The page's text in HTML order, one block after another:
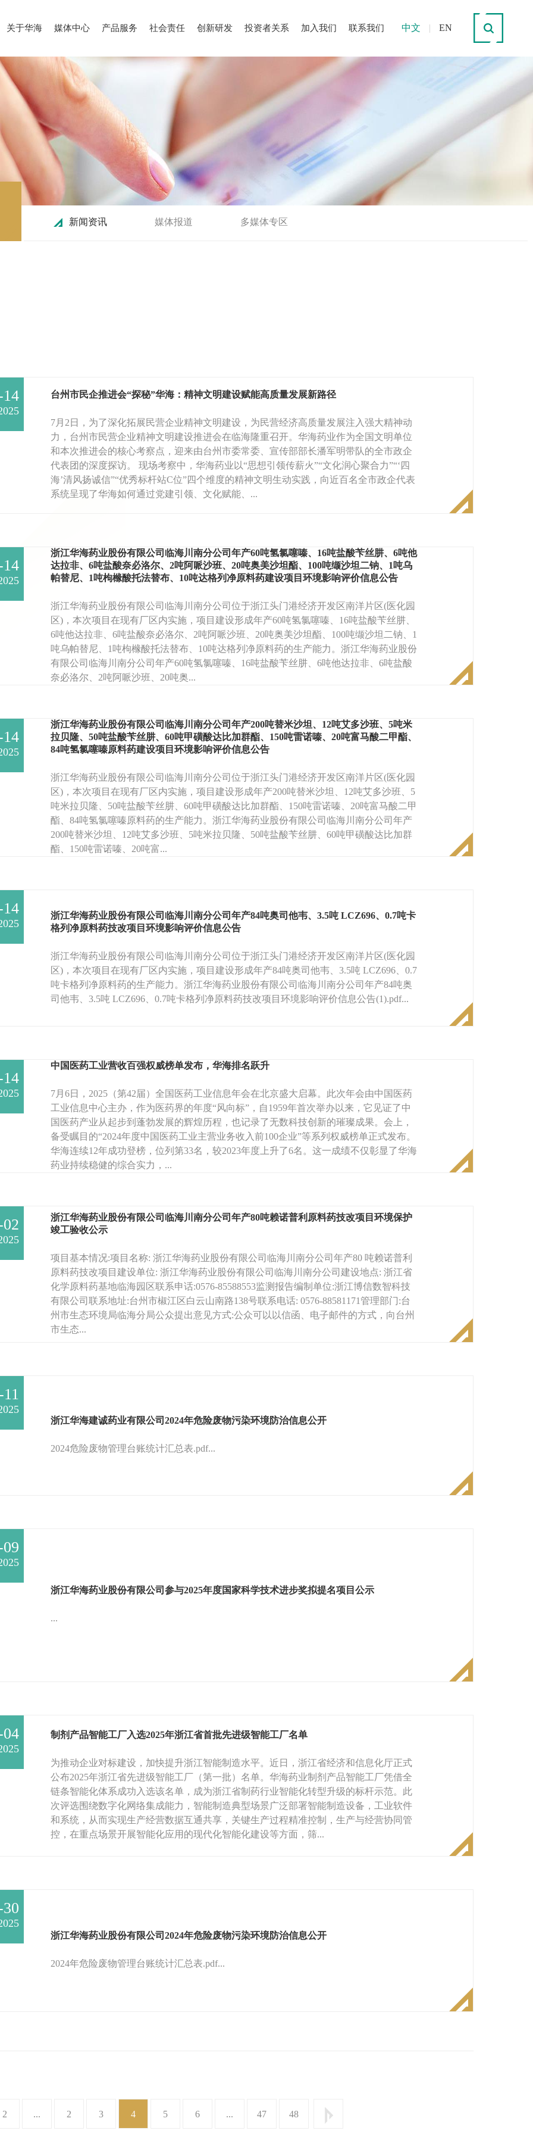
中文 | EN
关于华海 媒体中心 产品服务 社会责任 创新研发 投资者关系 加入我们 联系我们
新闻资讯 媒体报道 多媒体专区
14 台州市民企推进会“探秘”华海：精神文明建设赋能高质量发展新路径
7月2日，为了深化拓展民营企业精神文明建设，为民营经济高质量发展注入强大精神动
力，台州市民营企业精神文明建设推进会在临海隆重召开。华海药业作为全国文明单位
和本次推进会的核心考察点，迎来由台州市委常委、宣传部部长潘军明带队的全市政企
代表团的深度探访。 现场考察中，华海药业以“思想引领传薪火”“文化润心聚合力”“‘四
海’清风扬诚信”“优秀标杆站C位”四个维度的精神文明生动实践，向近百名全市政企代表
系统呈现了华海如何通过党建引领、文化赋能、...
14
浙江华海药业股份有限公司临海川南分公司年产60吨氢氯噻嗪、16吨盐酸苄丝肼、6吨他
达拉非、6吨盐酸奈必洛尔、2吨阿哌沙班、20吨奥美沙坦酯、100吨缬沙坦二钠、1吨乌
帕替尼、1吨枸橼酸托法替布、10吨达格列净原料药建设项目环境影响评价信息公告
浙江华海药业股份有限公司临海川南分公司位于浙江头门港经济开发区南洋片区(医化园
区)，本次项目在现有厂区内实施，项目建设形成年产60吨氢氯噻嗪、16吨盐酸苄丝肼、
6吨他达拉非、6吨盐酸奈必洛尔、2吨阿哌沙班、20吨奥美沙坦酯、100吨缬沙坦二钠、1
吨乌帕替尼、1吨枸橼酸托法替布、10吨达格列净原料药的生产能力。浙江华海药业股份
有限公司临海川南分公司年产60吨氢氯噻嗪、16吨盐酸苄丝肼、6吨他达拉非、6吨盐酸
奈必洛尔、2吨阿哌沙班、20吨奥...
14
浙江华海药业股份有限公司临海川南分公司年产200吨替米沙坦、12吨艾多沙班、5吨米
拉贝隆、50吨盐酸苄丝肼、60吨甲磺酸达比加群酯、150吨雷诺嗪、20吨富马酸二甲酯、
84吨氢氯噻嗪原料药建设项目环境影响评价信息公告
浙江华海药业股份有限公司临海川南分公司位于浙江头门港经济开发区南洋片区(医化园
区)，本次项目在现有厂区内实施，项目建设形成年产200吨替米沙坦、12吨艾多沙班、5
吨米拉贝隆、50吨盐酸苄丝肼、60吨甲磺酸达比加群酯、150吨雷诺嗪、20吨富马酸二甲
酯、84吨氢氯噻嗪原料药的生产能力。浙江华海药业股份有限公司临海川南分公司年产
200吨替米沙坦、12吨艾多沙班、5吨米拉贝隆、50吨盐酸苄丝肼、60吨甲磺酸达比加群
酯、150吨雷诺嗪、20吨富...
14
浙江华海药业股份有限公司临海川南分公司年产84吨奥司他韦、3.5吨 LCZ696、0.7吨卡
格列净原料药技改项目环境影响评价信息公告
浙江华海药业股份有限公司临海川南分公司位于浙江头门港经济开发区南洋片区(医化园
区)，本次项目在现有厂区内实施，项目建设形成年产84吨奥司他韦、3.5吨 LCZ696、0.7
吨卡格列净原料药的生产能力。浙江华海药业股份有限公司临海川南分公司年产84吨奥
司他韦、3.5吨 LCZ696、0.7吨卡格列净原料药技改项目环境影响评价信息公告(1).pdf...
14
中国医药工业营收百强权威榜单发布，华海排名跃升
7月6日，2025（第42届）全国医药工业信息年会在北京盛大启幕。此次年会由中国医药
工业信息中心主办，作为医药界的年度“风向标”，自1959年首次举办以来，它见证了中
国医药产业从起步到蓬勃发展的辉煌历程，也记录了无数科技创新的璀璨成果。会上，
备受瞩目的“2024年度中国医药工业主营业务收入前100企业”等系列权威榜单正式发布。
华海连续12年成功登榜，位列第33名，较2023年度上升了6名。这一成绩不仅彰显了华海
药业持续稳健的综合实力，...
浙江华海药业股份有限公司临海川南分公司年产80吨赖诺普利原料药技改项目环境保护
竣工验收公示
项目基本情况:项目名称: 浙江华海药业股份有限公司临海川南分公司年产80 吨赖诺普利
原料药技改项目建设单位: 浙江华海药业股份有限公司临海川南分公司建设地点: 浙江省
化学原料药基地临海园区联系申话:0576-85588553监测报告编制单位:浙江博信数智科技
有限公司联系地址:台州市椒江区白云山南路138号联系电话: 0576-88581171管理部门:台
州市生态环境局临海分局公众提出意见方式:公众可以以信函、电子邮件的方式，向台州
市生态...
浙江华海建诚药业有限公司2024年危险废物污染环境防治信息公开
2024危险废物管理台账统计汇总表.pdf...
浙江华海药业股份有限公司参与2025年度国家科学技术进步奖拟提名项目公示
...
04 制剂产品智能工厂入选2025年浙江省首批先进级智能工厂名单
为推动企业对标建设，加快提升浙江智能制造水平。近日，浙江省经济和信息化厅正式
公布2025年浙江省先进级智能工厂（第一批）名单。华海药业制剂产品智能工厂凭借全
链条智能化体系成功入选该名单，成为浙江省制药行业智能化转型升级的标杆示范。此
次评选围绕数字化网络集成能力，智能制造典型场景广泛部署智能制造设备，工业软件
和系统，从而实现生产经营数据互通共享，关键生产过程精准控制，生产与经营协同管
控，在重点场景开展智能化应用的现代化智能化建设等方面，筛...
浙江华海药业股份有限公司2024年危险废物污染环境防治信息公开
2024年危险废物管理台账统计汇总表.pdf...
2 ... 2 3 4 5 6 ... 47 48